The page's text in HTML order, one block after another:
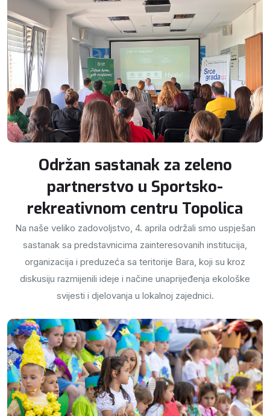
Održan sastanak za zeleno
partnerstvo u Sportsko-
rekreativnom centru Topolica
Na naše veliko zadovoljstvo, 4. aprila održali smo uspješan
sastanak sa predstavnicima zainteresovanih institucija,
organizacija i preduzeća sa teritorije Bara, koji su kroz
diskusiju razmijenili ideje i načine unaprijeđenja ekološke
svijesti i djelovanja u lokalnoj zajednici.